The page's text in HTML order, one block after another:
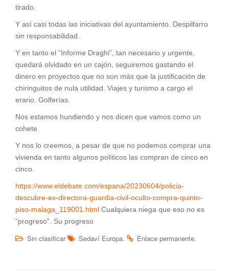
tirado.
Y así casi todas las iniciativas del ayuntamiento. Despilfarro
sin responsabilidad.
Y en tanto el “Informe Draghi”, tan necesario y urgente,
quedará olvidado en un cajón, seguiremos gastando el
dinero en proyectos que no son más que la justificación de
chiringuitos de nula utilidad. Viajes y turismo a cargo el
erario. Golferías.
Nos estamos hundiendo y nos dicen que vamos como un
cohete.
Y nos lo creemos, a pesar de que no podemos comprar una
vivienda en tanto algunos políticos las compran de cinco en
cinco.
https://www.eldebate.com/espana/20230604/policia-
descubre-ex-directora-guardia-civil-oculto-compra-quinto-
piso-malaga_119001.html Cualquiera niega que eso no es
“progreso”. Su progreso
Sin clasificar Sedaví Europa. Enlace permanente.